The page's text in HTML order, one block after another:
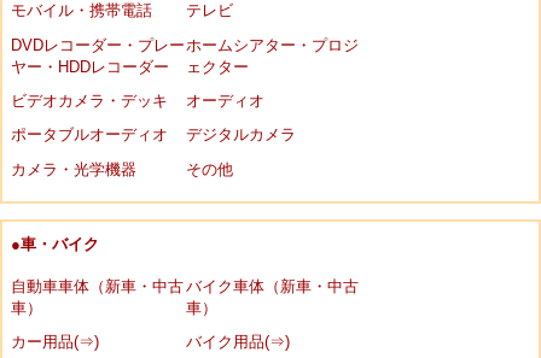
モバイル・携帯電話
テレビ
DVDレコーダー・プレー
ヤー・HDDレコーダー
ホームシアター・プロジ
ェクター
ビデオカメラ・デッキ
オーディオ
ポータブルオーディオ
デジタルカメラ
カメラ・光学機器
その他
●車・バイク
自動車車体（新車・中古
車）
バイク車体（新車・中古
車）
カー用品(⇒)
バイク用品(⇒)